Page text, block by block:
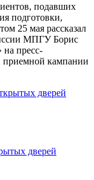
подавших
подготовки,
25 мая рассказал
МПГУ Борис
пресс-
приемной кампании
дверей